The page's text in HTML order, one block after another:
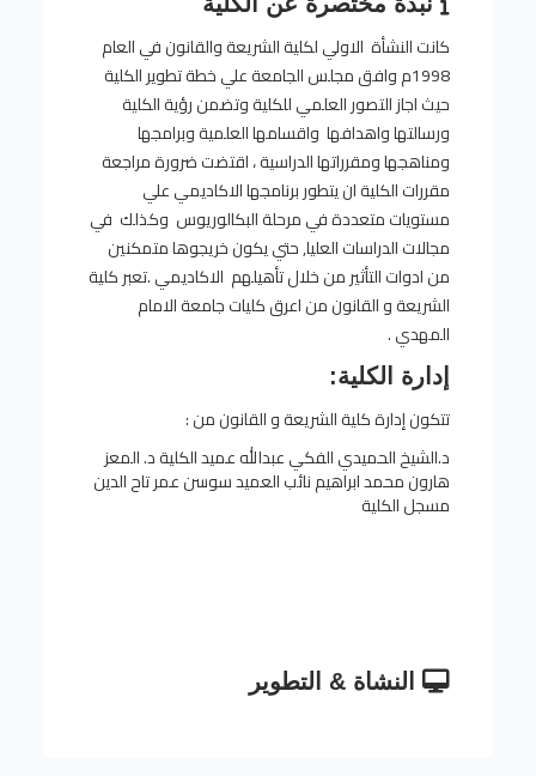
كانت النشأة الاولي لكلية الشريعة والقانون في العام
1998م وافق مجلس الجامعة علي خطة تطوير الكلية
حيث اجاز التصور العلمي للكلية وتضمن رؤية الكلية
ورسالتها واهدافها واقسامها العلمية وبرامجها
ومناهجها ومقرراتها الدراسية ، اقتضت ضرورة مراجعة
مقررات الكلية ان يتطور برنامجها الاكاديمي علي
مستويات متعددة في مرحلة البكالوريوس وكذلك في
مجالات الدراسات العليا, حتي يكون خريجوها متمكنين
من ادوات التأثير من خلال تأهيلهم الاكاديمي .تعبر كلية
الشريعة و القانون من اعرق كليات جامعة الامام
المهدي .
إدارة الكلية:
تتكون إدارة كلية الشريعة و القانون من :
د.الشيخ الحميدي الفكي عبدالله عميد الكلية د. المعز
هارون محمد ابراهيم نائب العميد سوسن عمر تاح الدين
مسجل الكلية
النشاة & التطوير